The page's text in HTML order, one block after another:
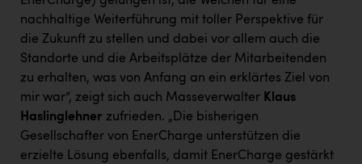
nachhaltige Weiterführung mit toller Perspektive für
die Zukunft zu stellen und dabei vor allem auch die
Standorte und die Arbeitsplätze der Mitarbeitenden
zu erhalten, was von Anfang an ein erklärtes Ziel von
mir war“, zeigt sich auch Masseverwalter Klaus
Haslinglehner zufrieden. „Die bisherigen
Gesellschafter von EnerCharge unterstützen die
erzielte Lösung ebenfalls, damit EnerCharge gestärkt